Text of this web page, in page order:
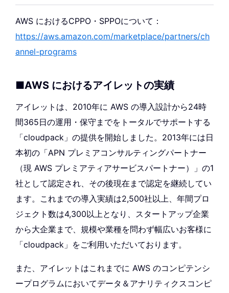
AWS におけるCPPO・SPPOについて：
https://aws.amazon.com/marketplace/partners/ch
annel-programs
■AWS におけるアイレットの実績
アイレットは、2010年に AWS の導入設計から24時
間365日の運用・保守までをトータルでサポートする
「cloudpack」の提供を開始しました。2013年には日
本初の「APN プレミアコンサルティングパートナー
（現 AWS プレミアティアサービスパートナー）」の1
社として認定され、その後現在まで認定を継続してい
ます。これまでの導入実績は2,500社以上、年間プロ
ジェクト数は4,300以上となり、スタートアップ企業
から大企業まで、規模や業種を問わず幅広いお客様に
「cloudpack」をご利用いただいております。
また、アイレットはこれまでに AWS のコンピテンシ
ープログラムにおいてデータ＆アナリティクスコンピ